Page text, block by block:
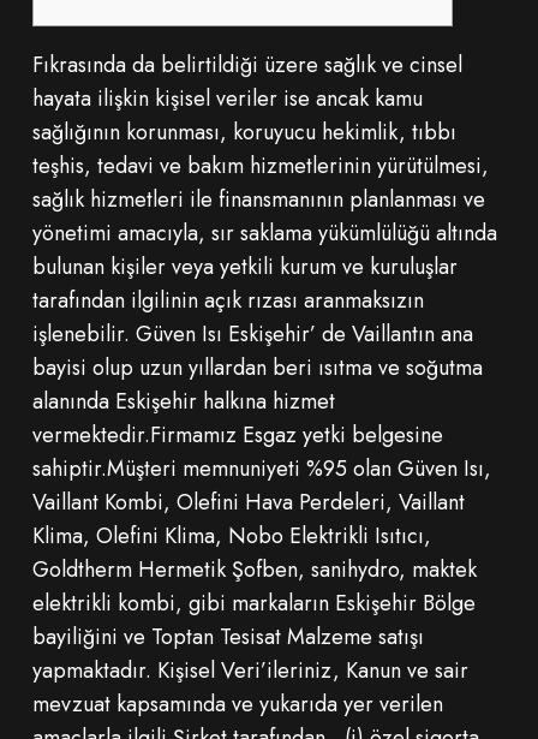
Fıkrasında da belirtildiği üzere sağlık ve cinsel
hayata ilişkin kişisel veriler ise ancak kamu
sağlığının korunması, koruyucu hekimlik, tıbbı
teşhis, tedavi ve bakım hizmetlerinin yürütülmesi,
sağlık hizmetleri ile finansmanının planlanması ve
yönetimi amacıyla, sır saklama yükümlülüğü altında
bulunan kişiler veya yetkili kurum ve kuruluşlar
tarafından ilgilinin açık rızası aranmaksızın
işlenebilir. Güven Isı Eskişehir’ de Vaillantın ana
bayisi olup uzun yıllardan beri ısıtma ve soğutma
alanında Eskişehir halkına hizmet
vermektedir.Firmamız Esgaz yetki belgesine
sahiptir.Müşteri memnuniyeti %95 olan Güven Isı,
Vaillant Kombi, Olefini Hava Perdeleri, Vaillant
Klima, Olefini Klima, Nobo Elektrikli Isıtıcı,
Goldtherm Hermetik Şofben, sanihydro, maktek
elektrikli kombi, gibi markaların Eskişehir Bölge
bayiliğini ve Toptan Tesisat Malzeme satışı
yapmaktadır. Kişisel Veri’ileriniz, Kanun ve sair
mevzuat kapsamında ve yukarıda yer verilen